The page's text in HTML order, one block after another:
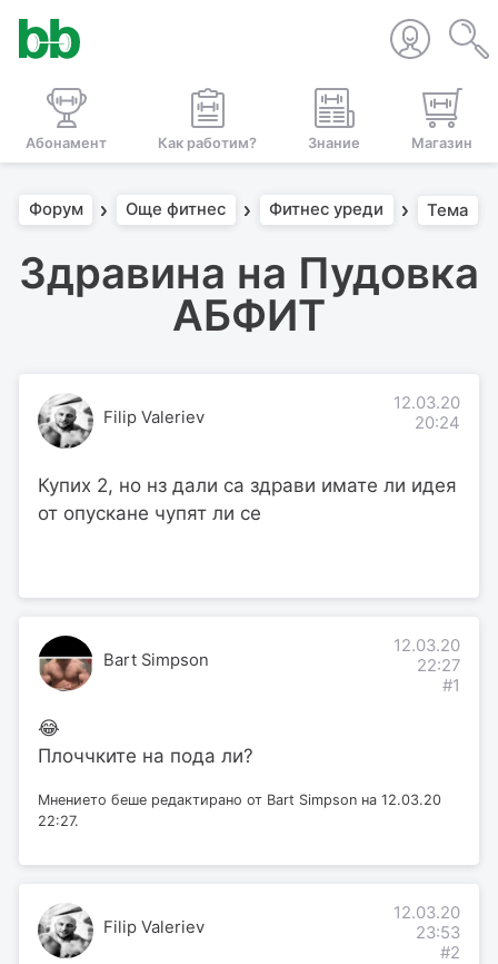
Абонамент Как работим? Знание Магазин
Форум Още фитнес Фитнес уреди Тема
Здравина на Пудовка
АБФИТ
Filip Valeriev
12.03.20
20:24
Купих 2, но нз дали са здрави имате ли идея
от опускане чупят ли се
Bart Simpson
12.03.20
22:27
#1
😂
Плоччките на пода ли?
Мнението беше редактирано от Bart Simpson на 12.03.20
22:27.
Filip Valeriev
12.03.20
23:53
#2